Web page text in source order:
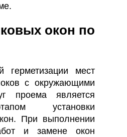
окон по
герметизации мест
с окружающими
проема является
установки
При выполнении
и замене окон